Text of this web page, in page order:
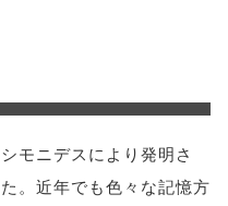
モニデスにより発明さ
。近年でも色々な記憶方